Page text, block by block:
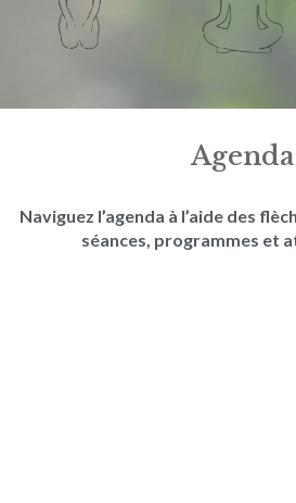
Agenda
Naviguez l’agenda à l’aide des
séances, programmes et